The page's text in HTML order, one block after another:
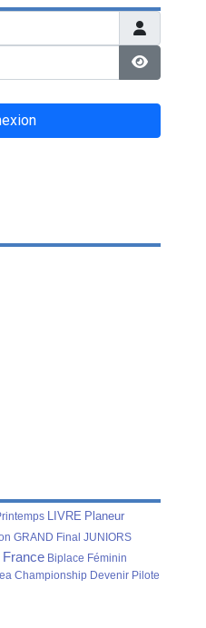
Afficher
LIVRE Planeur
GRAND Final JUNIORS
France Biplace Féminin
Championship Devenir Pilote